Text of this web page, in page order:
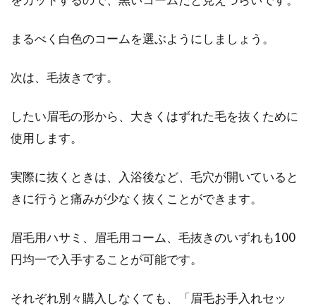
まるべく白色のコームを選ぶようにしましょう。
次は、毛抜きです。
したい眉毛の形から、大きくはずれた毛を抜くために
使用します。
実際に抜くときは、入浴後など、毛穴が開いていると
きに行うと痛みが少なく抜くことができます。
眉毛用ハサミ、眉毛用コーム、毛抜きのいずれも100
円均一で入手することが可能です。
それぞれ別々購入しなくても、「眉毛お手入れセッ